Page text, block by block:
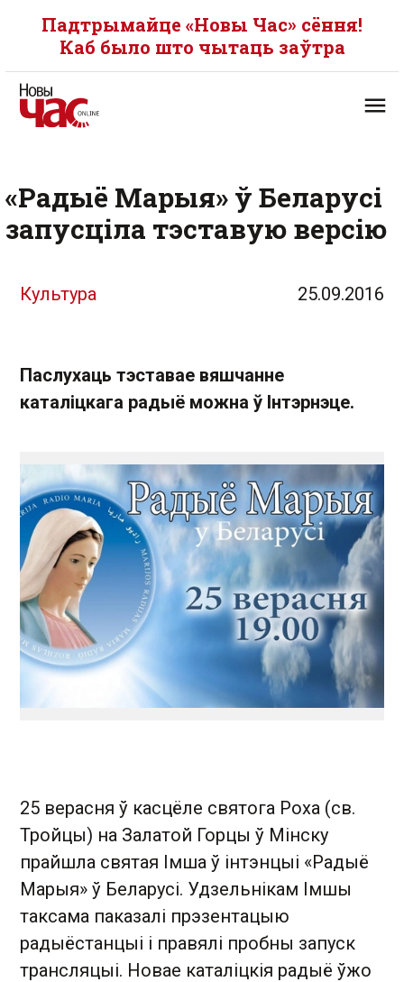
Падтрымайце «Новы Час» сёння!
Каб было што чытаць заўтра
«Радыё Марыя» ў Беларусі
запусціла тэставую версію
Культура 25.09.2016
Паслухаць тэставае вяшчанне
каталіцкага радыё можна ў Інтэрнэце.
25 верасня ў касцёле святога Роха (св.
Тройцы) на Залатой Горцы ў Мінску
прайшла святая Імша ў інтэнцыі «Радыё
Марыя» ў Беларусі. Удзельнікам Імшы
таксама паказалі прэзентацыю
радыёстанцыі і правялі пробны запуск
трансляцыі. Новае каталіцкія радыё ўжо